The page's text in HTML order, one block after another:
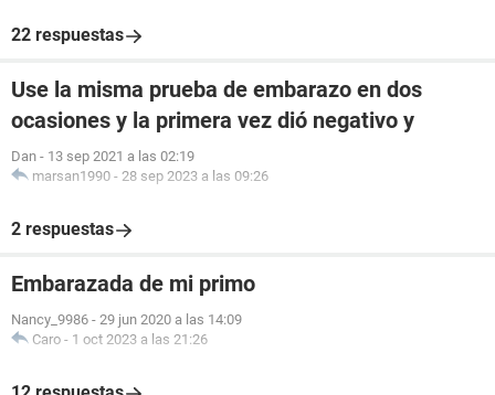
22 respuestas
Use la misma prueba de embarazo en dos
ocasiones y la primera vez dió negativo y
Dan - 13 sep 2021 a las 02:19
marsan1990 - 28 sep 2023 a las 09:26
2 respuestas
Embarazada de mi primo
Nancy_9986 - 29 jun 2020 a las 14:09
Caro - 1 oct 2023 a las 21:26